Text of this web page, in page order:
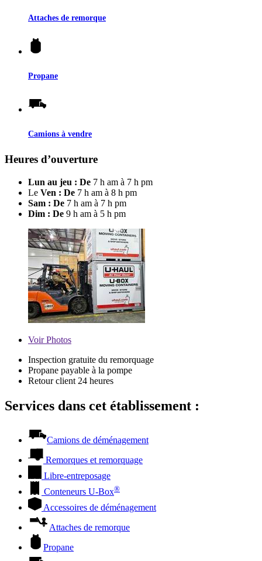
Attaches de remorque
Propane
Camions à vendre
Heures d’ouverture
Lun au jeu : De 7 h am à 7 h pm
Le Ven : De 7 h am à 8 h pm
Sam : De 7 h am à 7 h pm
Dim : De 9 h am à 5 h pm
VoirPhotos
Inspection gratuite du remorquage
Propane payable à la pompe
Retour client 24 heures
Services dans cet établissement :
Camions de déménagement
Remorques et remorquage
Libre-entreposage
Conteneurs U-Box®
Accessoires de déménagement
Attaches de remorque
Propane